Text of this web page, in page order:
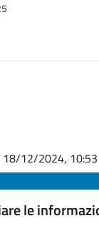
18/12/2024, 10:53
le